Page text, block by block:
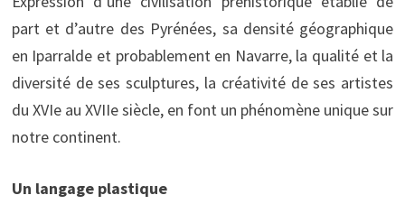
part et d’autre des Pyrénées, sa densité géographique
en Iparralde et probablement en Navarre, la qualité et la
diversité de ses sculptures, la créativité de ses artistes
du XVIe au XVIIe siècle, en font un phénomène unique sur
notre continent.
Un langage plastique